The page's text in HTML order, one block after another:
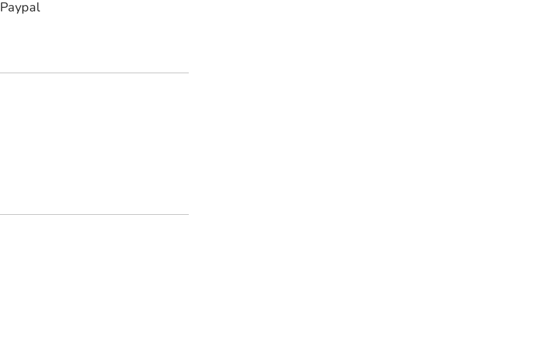
Paypal